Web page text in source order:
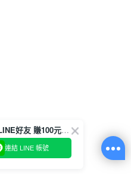
❤️加LINE好友 賺100元券！
連結 LINE 帳號